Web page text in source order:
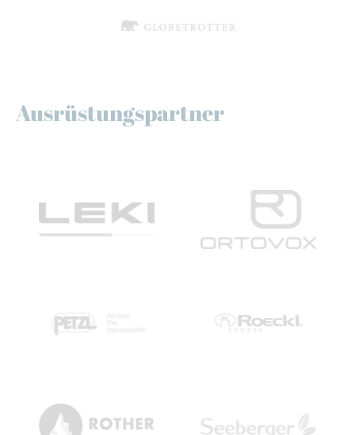
Ausrüstungspartner